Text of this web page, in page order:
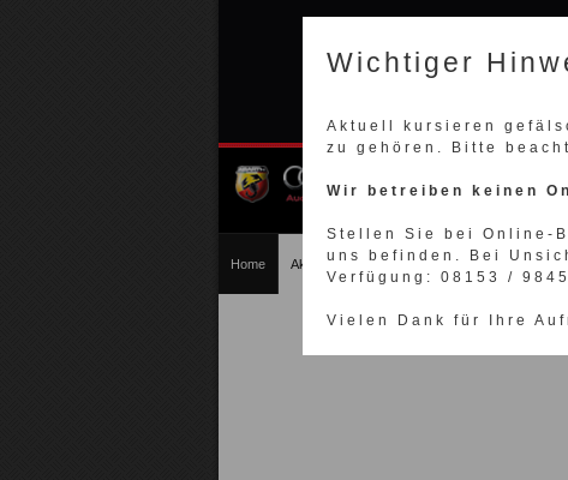
Home Akrapovic Auspuff Akrapovic Motorrad
Akrapovic
Wichtiger
Aktuell kursieren
zu gehören. Bitte
Wir betreiben keinen
Stellen Sie bei Online-
uns befinden. Bei
Verfügung: 08153 /
Vielen Dank für Ihre